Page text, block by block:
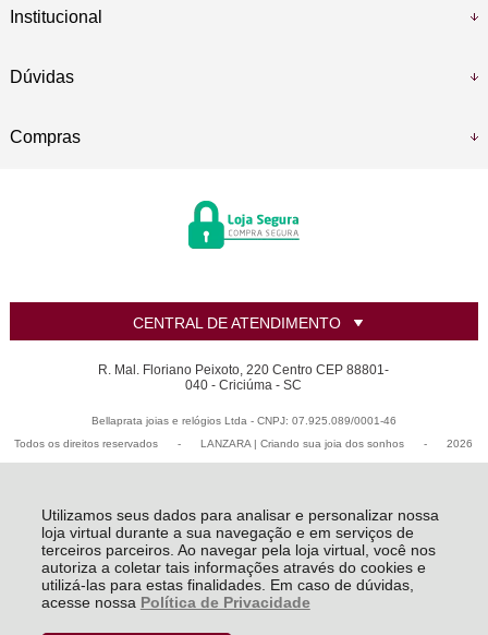
Utilizamos seus dados para analisar e personalizar nossa
loja virtual durante a sua navegação e em serviços de
terceiros parceiros. Ao navegar pela loja virtual, você nos
autoriza a coletar tais informações através do cookies e
utilizá-las para estas finalidades. Em caso de dúvidas,
acesse nossa Política de Privacidade
Institucional
Dúvidas
Compras
CENTRAL DE ATENDIMENTO
R. Mal. Floriano Peixoto, 220 Centro CEP 88801-
040 - Criciúma - SC
Bellaprata joias e relógios Ltda - CNPJ: 07.925.089/0001-46
Todos os direitos reservados
- LANZARA | Criando sua joia dos sonhos - 2026